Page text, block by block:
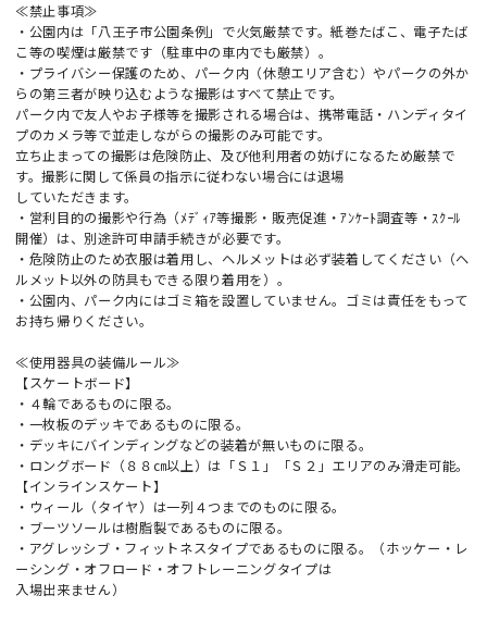
≪禁止事項≫
・公園内は「八王子市公園条例」で火気厳禁です。紙巻たばこ、電子たば
こ等の喫煙は厳禁です（駐車中の車内でも厳禁）。
・プライバシー保護のため、パーク内（休憩エリア含む）やパークの外か
らの第三者が映り込むような撮影はすべて禁止です。
パーク内で友人やお子様等を撮影される場合は、携帯電話・ハンディタイ
プのカメラ等で並走しながらの撮影のみ可能です。
立ち止まっての撮影は危険防止、及び他利用者の妨げになるため厳禁で
す。撮影に関して係員の指示に従わない場合には退場
していただきます。
・営利目的の撮影や行為（ﾒﾃﾞｨｱ等撮影・販売促進・ｱﾝｹｰﾄ調査等・ｽｸｰﾙ
開催）は、別途許可申請手続きが必要です。
・危険防止のため衣服は着用し、ヘルメットは必ず装着してください（ヘ
ルメット以外の防具もできる限り着用を）。
・公園内、パーク内にはゴミ箱を設置していません。ゴミは責任をもって
お持ち帰りください。
≪使用器具の装備ルール≫
【スケートボード】
・４輪であるものに限る。
・一枚板のデッキであるものに限る。
・デッキにバインディングなどの装着が無いものに限る。
・ロングボード（８８㎝以上）は「Ｓ１」「Ｓ２」エリアのみ滑走可能。
【インラインスケート】
・ウィール（タイヤ）は一列４つまでのものに限る。
・ブーツソールは樹脂製であるものに限る。
・アグレッシブ・フィットネスタイプであるものに限る。（ホッケー・レ
ーシング・オフロード・オフトレーニングタイプは
入場出来ません）